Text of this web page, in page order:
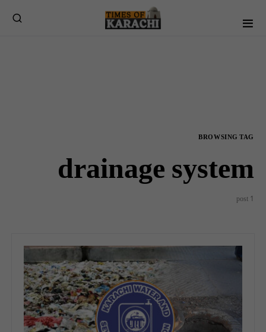
BROWSING TAG
drainage system
1 post